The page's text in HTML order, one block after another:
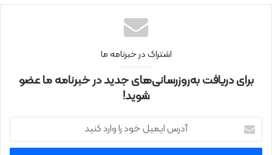
نتی
اشتراک در خبرنامه ما
برای دریافت به‌روزرسانی‌های جدید در خبرنامه ما عضو
شوید!
ر